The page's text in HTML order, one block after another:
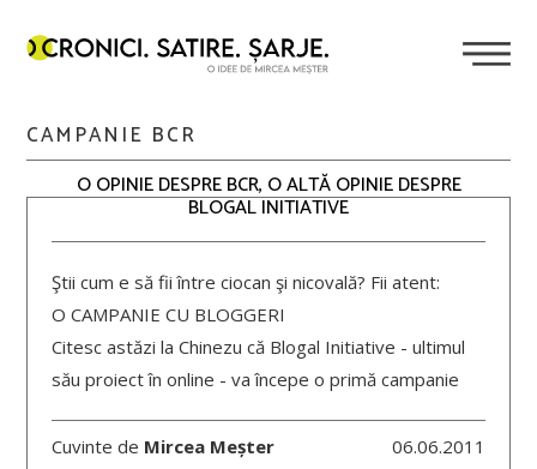
CAMPANIE BCR
O OPINIE DESPRE BCR, O ALTĂ OPINIE DESPRE
BLOGAL INITIATIVE
Ştii cum e să fii între ciocan şi nicovală? Fii atent:
O CAMPANIE CU BLOGGERI
Citesc astăzi la Chinezu că Blogal Initiative - ultimul
său proiect în online - va începe o primă campanie
Cuvinte de Mircea Meșter 06.06.2011